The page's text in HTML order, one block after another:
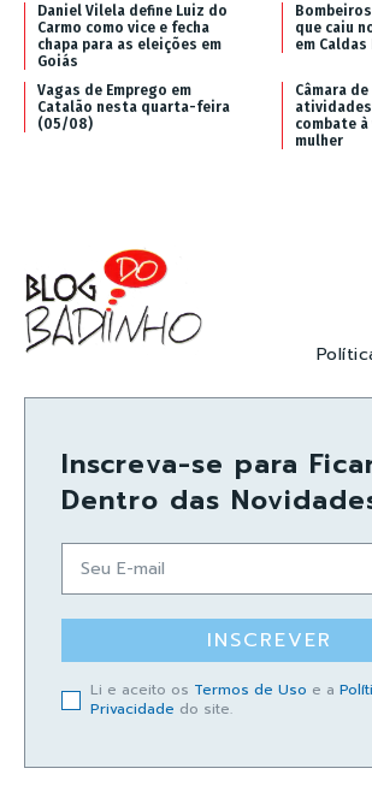
Daniel Vilela define Luiz do
Carmo como vice e fecha
chapa para as eleições em
Goiás
que caiu
em Caldas
Vagas de Emprego em
Catalão nesta quarta-feira
(05/08)
Câmara
combate
mulher
Inscreva-se para
Dentro das
INSCREVER
Li e aceito os Termos de Uso e a
Privacidade do site.